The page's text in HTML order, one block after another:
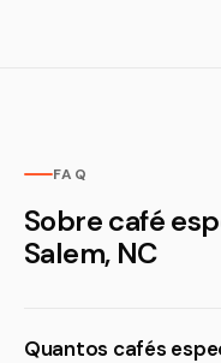
FAQ
Sobre café
Salem, NC
Quantos cafés